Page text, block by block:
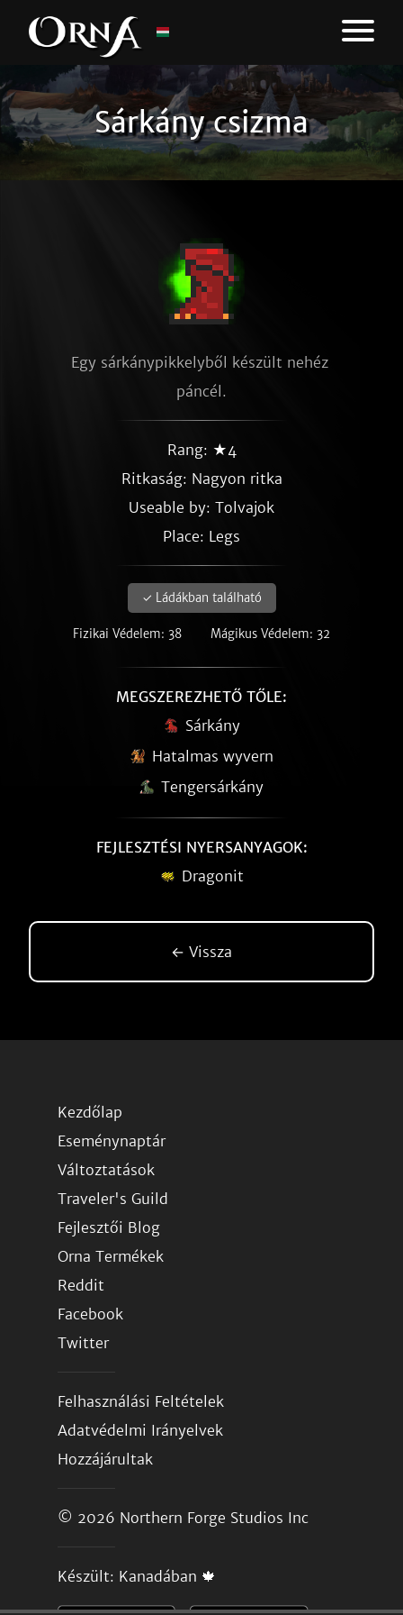
Sárkány csizma
Egy sárkánypikkelyből készült nehéz
páncél.
Rang: ★4
Ritkaság: Nagyon ritka
Useable by: Tolvajok
Place: Legs
✓ Ládákban található
Fizikai Védelem: 38 Mágikus Védelem: 32
MEGSZEREZHETŐ TŐLE:
Sárkány
Hatalmas wyvern
Tengersárkány
FEJLESZTÉSI NYERSANYAGOK:
Dragonit
← Vissza
Kezdőlap
Eseménynaptár
Változtatások
Traveler's Guild
Fejlesztői Blog
Orna Termékek
Reddit
Facebook
Twitter
Felhasználási Feltételek
Adatvédelmi Irányelvek
Hozzájárultak
© 2026 Northern Forge Studios Inc
Készült: Kanadában 🍁